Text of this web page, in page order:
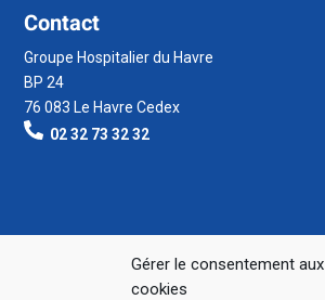
Gérer le consentement aux
cookies
Contact
Groupe Hospitalier du Havre
BP 24
76 083 Le Havre Cedex
02 32 73 32 32